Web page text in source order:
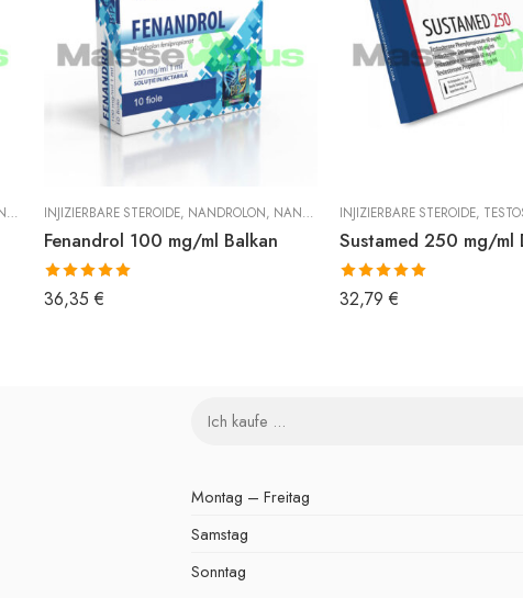
INJIZIERBARE STEROIDE, NANDROLON, NANDROLON PHENYLPROPIONAT
Fenandrol 100 mg/ml Balkan
Bewertet mit
5.00von 5
36,35 €
INJIZIERBARE STEROIDE,
Sustamed 250 mg/ml
Bewertet mit
5.00von 5
32,79 €
Montag – Freitag
Samstag
Sonntag